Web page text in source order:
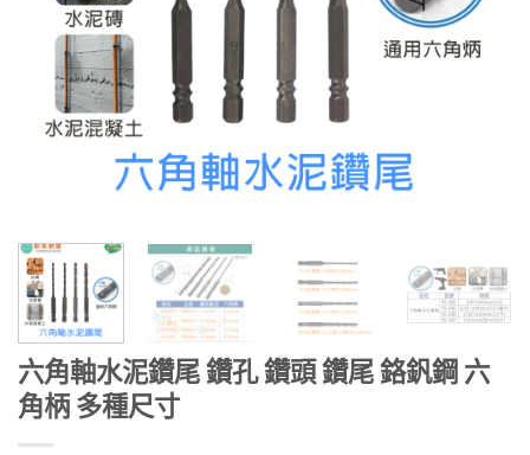
六角軸水泥鑽尾 鑽孔 鑽頭 鑽尾 鉻釩鋼 六
角柄 多種尺寸